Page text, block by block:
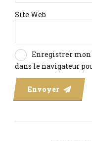
Site Web
Enregistrer
dans le navigateur
Envoyer